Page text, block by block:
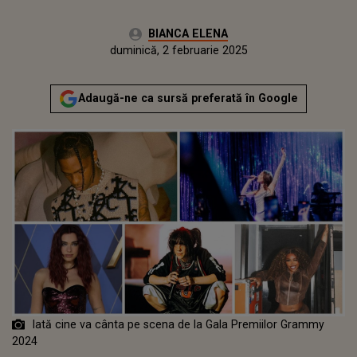
Autor:BIANCA ELENA
vineri, 2 februarie 2024Actualizat:
duminică, 2 februarie 2025
Adaugă-ne ca sursă preferată în Google
Iată cine va cânta pe scena de la Gala Premiilor Grammy
2024